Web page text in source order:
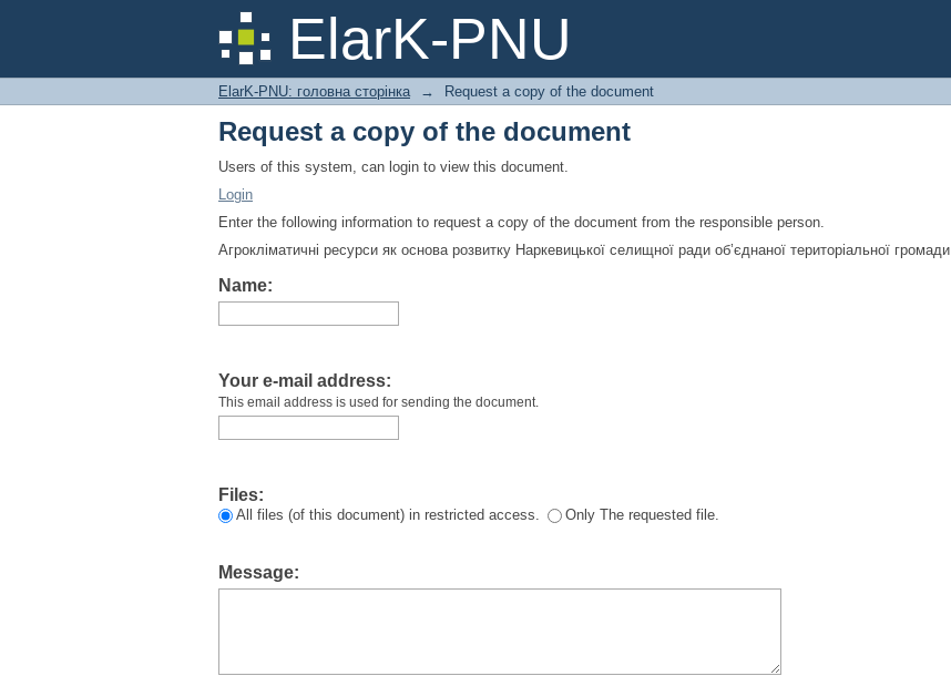
ElarK-PNU
Request a copy of the document
ElarK-PNU: головна сторінка → Request a copy of the document
Request a copy of the document
Users of this system, can login to view this document.
Login
Enter the following information to request a copy of the document from the responsible person.
Агрокліматичні ресурси як основа розвитку Наркевицької селищної ради об’єднаної територіальної громади
Name:
Your e-mail address:
This email address is used for sending the document.
Files:
All files (of this document) in restricted access. Only The requested file.
Message: